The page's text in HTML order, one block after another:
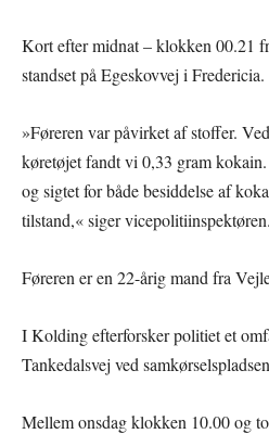
Kort efter midnat – klokken 00.21
standset på Egeskovvej i Fredericia.
»Føreren var påvirket af stoffer.
køretøjet fandt vi 0,33 gram
og sigtet for både besiddelse af
tilstand,« siger vicepolitiinspektøren.
Føreren er en 22-årig mand fra
I Kolding efterforsker politiet et
Tankedalsvej ved
Mellem onsdag klokken 10.00 og